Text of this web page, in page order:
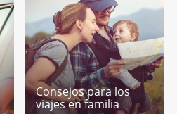
Consejos para los
viajes en familia